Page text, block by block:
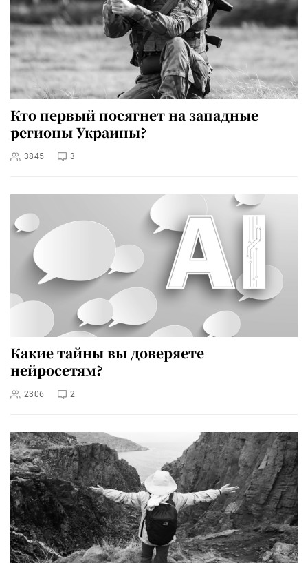
Кто первый посягнет на западные
регионы Украины?
3845 3
Какие тайны вы доверяете
нейросетям?
2306 2